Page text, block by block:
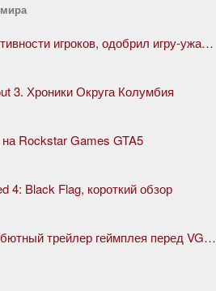
Steam, благодаря жуткой активности игроков, одобрил игру-ужасник The Forest
3. Хроники Округа Колумбия
Rockstar Games GTA5
Black Flag, короткий обзор
Ведьмак 3: Дикая Охота, дебютный трейлер геймплея перед VGX 2013